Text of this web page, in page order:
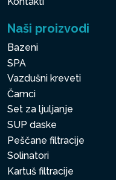
Naši proizvodi
Bazeni
SPA
Vazdušni kreveti
Čamci
Set za ljuljanje
SUP daske
Peščane filtracije
Solinatori
Kartuš filtracije